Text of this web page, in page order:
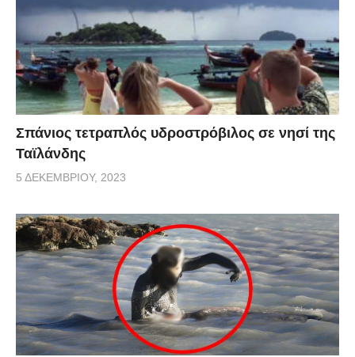
Σπάνιος τετραπλός υδροστρόβιλος σε νησί της
Ταϊλάνδης
5 ΔΕΚΕΜΒΡΊΟΥ, 2023